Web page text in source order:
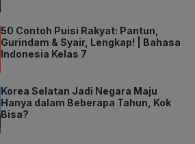
50 Contoh Puisi Rakyat: Pantun,
Gurindam & Syair, Lengkap! | Bahasa
Indonesia Kelas 7
Korea Selatan Jadi Negara Maju
Hanya dalam Beberapa Tahun, Kok
Bisa?